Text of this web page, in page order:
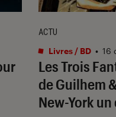
Les Trois
de Guilhem
New-York
ACTU
Livres / BD • 16